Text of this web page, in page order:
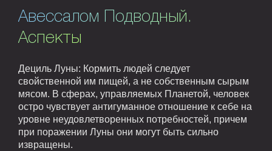
Авессалом Подводный.
Аспекты
Дециль Луны: Кормить людей следует
свойственной им пищей, а не собственным сырым
мясом. В сферах, управляемых Планетой, человек
остро чувствует антигуманное отношение к себе на
уровне неудовлетворенных потребностей, причем
при поражении Луны они могут быть сильно
извращены.